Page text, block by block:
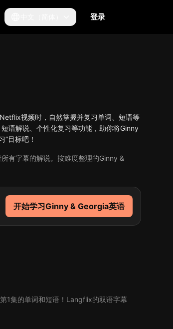
登录
视频时，自然掌握并复习单词、短语等
语解说、个性化复习等功能，助你将Ginny
目标吧！
有字幕的解说。按难度整理的Ginny &
开始学习Ginny & Georgia英语
1集的单词和短语！Langflix的双语字幕